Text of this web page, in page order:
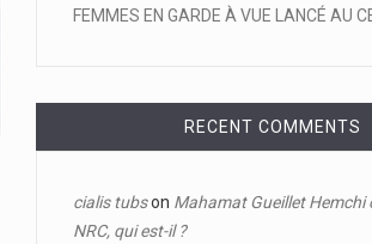
FEMMES EN GARDE À VUE LANCÉ AU
RECENT COMMENTS
cialis tubson Mahamat Gueillet Hemchi
NRC, qui est-il ?